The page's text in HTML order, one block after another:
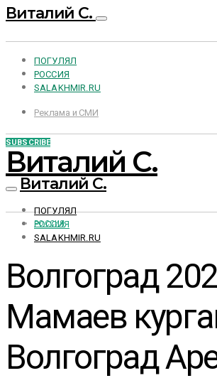
Виталий С.
ПОГУЛЯЛ
РОССИЯ
SALAKHMIR.RU
Реклама и СМИ
SUBSCRIBE
Виталий С.
Виталий С.
ПОГУЛЯЛ
РОССИЯ
SALAKHMIR.RU
РОССИЯ
Волгоград
Мамаев
Волгоград